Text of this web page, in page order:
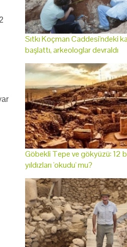
Sıtkı Koçman Caddesi'ndeki
başlattı, arkeologlar devraldı
Göbekli Tepe ve gökyüzü: 12
yıldızları 'okudu' mu?